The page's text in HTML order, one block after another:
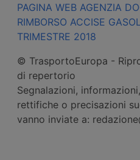
PAGINA WEB AGENZIA
RIMBORSO ACCISE
TRIMESTRE 2018
© TrasportoEuropa -
di repertorio
Segnalazioni,
rettifiche o precisazioni
vanno inviate a: